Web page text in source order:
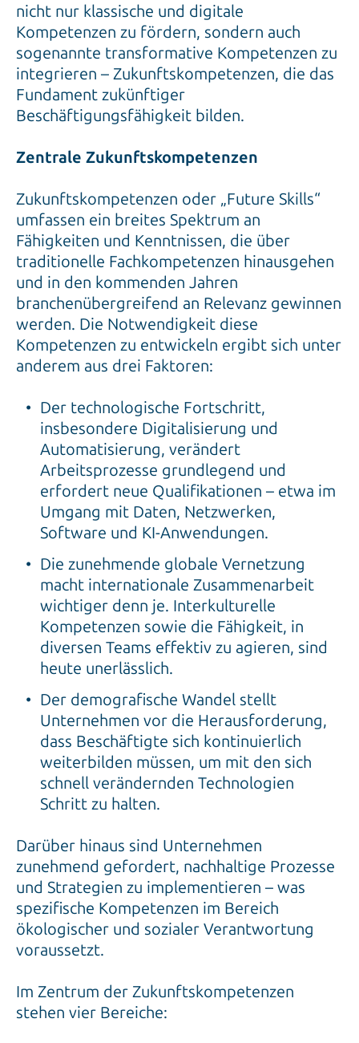
nicht nur klassische und digitale
Kompetenzen zu fördern, sondern auch
sogenannte transformative Kompetenzen zu
integrieren – Zukunftskompetenzen, die das
Fundament zukünftiger
Beschäftigungsfähigkeit bilden.
Zentrale Zukunftskompetenzen
Zukunftskompetenzen oder „Future Skills“
umfassen ein breites Spektrum an
Fähigkeiten und Kenntnissen, die über
traditionelle Fachkompetenzen hinausgehen
und in den kommenden Jahren
branchenübergreifend an Relevanz gewinnen
werden. Die Notwendigkeit diese
Kompetenzen zu entwickeln ergibt sich unter
anderem aus drei Faktoren:
Der technologische Fortschritt,
insbesondere Digitalisierung und
Automatisierung, verändert
Arbeitsprozesse grundlegend und
erfordert neue Qualifikationen – etwa im
Umgang mit Daten, Netzwerken,
Software und KI-Anwendungen.
Die zunehmende globale Vernetzung
macht internationale Zusammenarbeit
wichtiger denn je. Interkulturelle
Kompetenzen sowie die Fähigkeit, in
diversen Teams effektiv zu agieren, sind
heute unerlässlich.
Der demografische Wandel stellt
Unternehmen vor die Herausforderung,
dass Beschäftigte sich kontinuierlich
weiterbilden müssen, um mit den sich
schnell verändernden Technologien
Schritt zu halten.
Darüber hinaus sind Unternehmen
zunehmend gefordert, nachhaltige Prozesse
und Strategien zu implementieren – was
spezifische Kompetenzen im Bereich
ökologischer und sozialer Verantwortung
voraussetzt.
Im Zentrum der Zukunftskompetenzen
stehen vier Bereiche: